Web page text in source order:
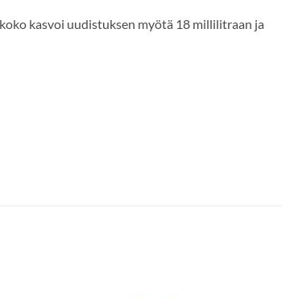
kasvoi uudistuksen myötä 18 millilitraan ja